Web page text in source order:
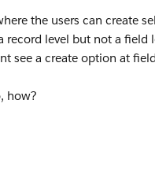
the users can create
level but not a
see a create option at
how?